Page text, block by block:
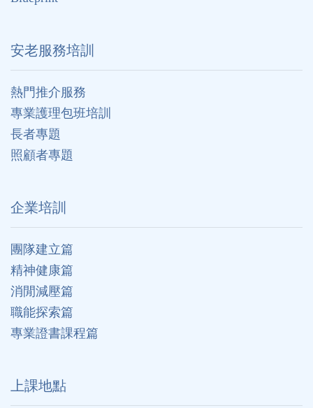
安老服務培訓
熱門推介服務
專業護理包班培訓
長者專題
照顧者專題
企業培訓
團隊建立篇
精神健康篇
消閒減壓篇
職能探索篇
專業證書課程篇
上課地點